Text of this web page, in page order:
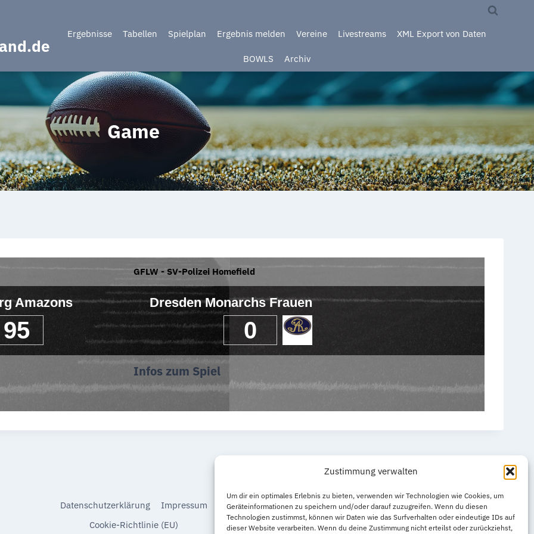
Zustimmung verwalten
Um dir ein optimales Erlebnis zu bieten, verwenden wir Technologien wie Cookies, um
Geräteinformationen zu speichern und/oder darauf zuzugreifen. Wenn du diesen
Technologien zustimmst, können wir Daten wie das Surfverhalten oder eindeutige IDs auf
dieser Website verarbeiten. Wenn du deine Zustimmung nicht erteilst oder zurückziehst,
Ergebnisse Tabellen Spielplan Ergebnis melden Vereine Livestreams XML Export von Daten
BOWLS Archiv
Game
GFLW - SV-Polizei Homefield
Amazons Dresden Monarchs Frauen
95 0
Infos zum Spiel
Datenschutzerklärung
Impressum
Cookie-Richtlinie (EU)